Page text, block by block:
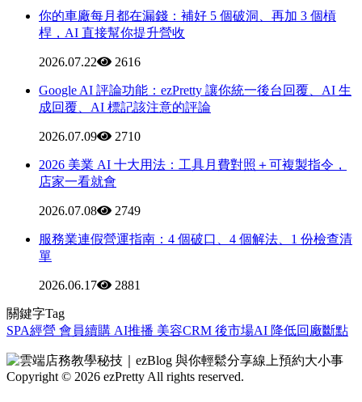
你的車廠每月都在漏錢：補好 5 個破洞、再加 3 個槓
桿，AI 直接幫你提升營收
2026.07.22 2616
Google AI 評論功能：ezPretty 讓你統一後台回覆、AI 生
成回覆、AI 標記該注意的評論
2026.07.09 2710
2026 美業 AI 十大用法：工具月費對照＋可複製指令，
店家一看就會
2026.07.08 2749
服務業連假營運指南：4 個破口、4 個解法、1 份檢查清
單
2026.06.17 2881
關鍵字Tag
SPA經營 會員續購 AI推播 美容CRM 後市場AI 降低回廠斷點
Copyright © 2026 ezPretty All rights reserved.